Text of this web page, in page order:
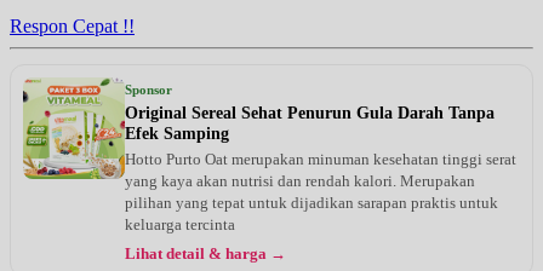
Respon Cepat !!
Sponsor
Original Sereal Sehat Penurun Gula Darah Tanpa
Efek Samping
Hotto Purto Oat merupakan minuman kesehatan tinggi serat
yang kaya akan nutrisi dan rendah kalori. Merupakan
pilihan yang tepat untuk dijadikan sarapan praktis untuk
keluarga tercinta
Lihat detail & harga →